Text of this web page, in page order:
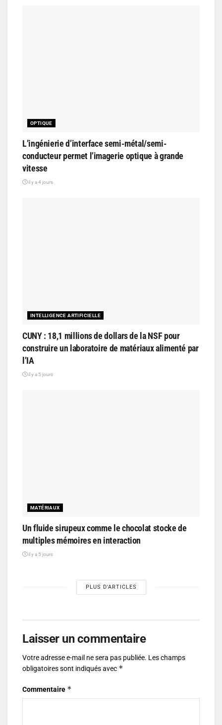
OPTIQUE
L’ingénierie d’interface semi-métal/semi-
conducteur permet l’imagerie optique à grande
vitesse
il y a 4 jours
INTELLIGENCE ARTIFICIELLE
CUNY : 18,1 millions de dollars de la NSF pour
construire un laboratoire de matériaux alimenté par
l’IA
il y a 5 jours
MATÉRIAUX
Un fluide sirupeux comme le chocolat stocke de
multiples mémoires en interaction
il y a 5 jours
PLUS D'ARTICLES
Laisser un commentaire
Votre adresse e-mail ne sera pas publiée. Les champs
obligatoires sont indiqués avec *
Commentaire *